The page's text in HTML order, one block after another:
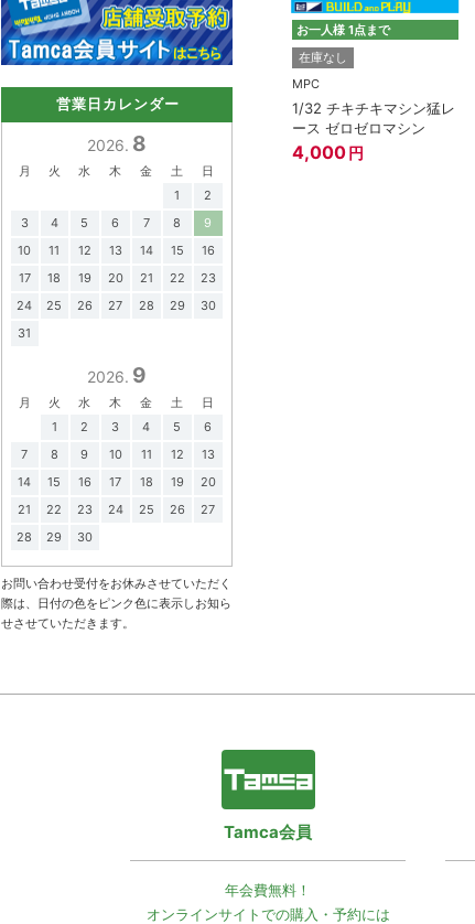
お一人様 1点まで
在庫なし
MPC
1/32 チキチキマシン猛レ
ース ゼロゼロマシン
4,000 円
営業日カレンダー
2026. 8
月 火 水 木 金 土
日
1
2
3
4 5 6 7 8
9
10
11 12 13 14 15
16
17
18 19 20 21 22
23
24
25 26 27 28 29
30
31
2026. 9
月 火 水 木 金 土
日
1
2 3 4 5
6
7
8 9 10 11 12
13
14
15 16 17 18 19
20
21
22 23 24 25 26
27
28
29 30
お問い合わせ受付をお休みさせていただく
際は、日付の色をピンク色に表示しお知ら
せさせていただきます。
Tamca会員
年会費無料！
オンラインサイトでの購入・予約には